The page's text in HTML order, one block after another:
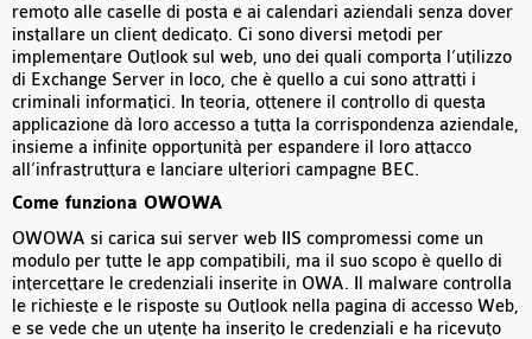
remoto alle caselle di posta e ai calendari aziendali senza dover
installare un client dedicato. Ci sono diversi metodi per
implementare Outlook sul web, uno dei quali comporta l’utilizzo
di Exchange Server in loco, che è quello a cui sono attratti i
criminali informatici. In teoria, ottenere il controllo di questa
applicazione dà loro accesso a tutta la corrispondenza aziendale,
insieme a infinite opportunità per espandere il loro attacco
all’infrastruttura e lanciare ulteriori campagne BEC.
Come funziona OWOWA
OWOWA si carica sui server web IIS compromessi come un
modulo per tutte le app compatibili, ma il suo scopo è quello di
intercettare le credenziali inserite in OWA. Il malware controlla
le richieste e le risposte su Outlook nella pagina di accesso Web,
e se vede che un utente ha inserito le credenziali e ha ricevuto